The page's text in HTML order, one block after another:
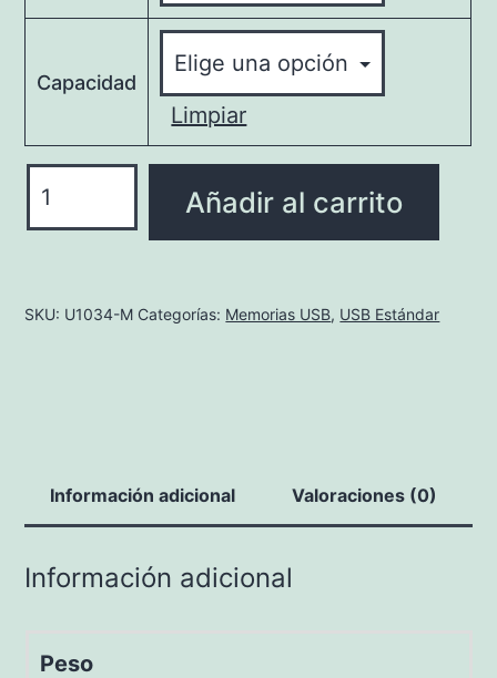
Capacidad
Limpiar
Añadir al carrito
SKU: U1034-M Categorías: Memorias USB, USB Estándar
Información adicional Valoraciones (0)
Información adicional
Peso